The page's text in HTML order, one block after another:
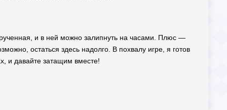
и в ней можно залипнуть на часами. Плюс —
остаться здесь надолго. В похвалу игре, я готов
и давайте затащим вместе!